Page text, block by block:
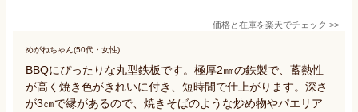
価格と在庫を楽天でチェック >>
めがねちゃん(50代・女性)
BBQにぴったりな丸型鉄板です。極厚2㎜の鉄製で、蓄熱性
が高く焼き色がきれいに付き、短時間で仕上がります。深さ
が3㎝で縁があるので、焼きそばのような炒め物やパエリア